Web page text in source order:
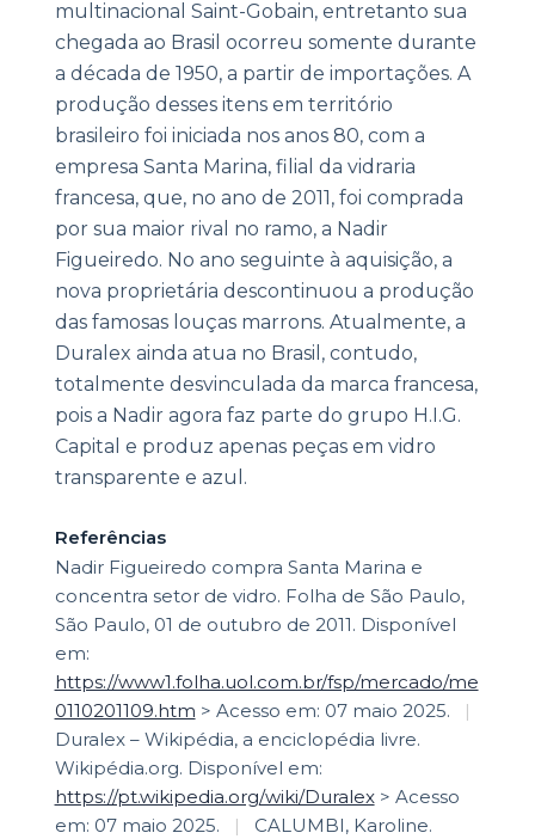
multinacional Saint-Gobain, entretanto sua
chegada ao Brasil ocorreu somente durante
a década de 1950, a partir de importações. A
produção desses itens em território
brasileiro foi iniciada nos anos 80, com a
empresa Santa Marina, filial da vidraria
francesa, que, no ano de 2011, foi comprada
por sua maior rival no ramo, a Nadir
Figueiredo. No ano seguinte à aquisição, a
nova proprietária descontinuou a produção
das famosas louças marrons. Atualmente, a
Duralex ainda atua no Brasil, contudo,
totalmente desvinculada da marca francesa,
pois a Nadir agora faz parte do grupo H.I.G.
Capital e produz apenas peças em vidro
transparente e azul.
Referências
Nadir Figueiredo compra Santa Marina e
concentra setor de vidro. Folha de São Paulo,
São Paulo, 01 de outubro de 2011. Disponível
em:
https://www1.folha.uol.com.br/fsp/mercado/me
0110201109.htm > Acesso em: 07 maio 2025.
|
Duralex – Wikipédia, a enciclopédia livre.
Wikipédia.org. Disponível em:
https://pt.wikipedia.org/wiki/Duralex> Acesso
em: 07 maio 2025.
|
CALUMBI, Karoline.